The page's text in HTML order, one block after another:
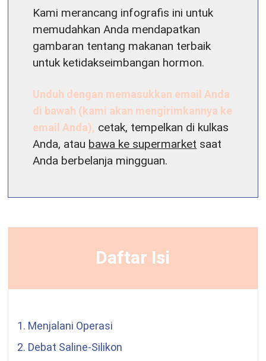
Kami merancang infografis ini untuk
memudahkan Anda mendapatkan
gambaran tentang makanan terbaik
untuk ketidakseimbangan hormon.
Unduh dengan memasukkan email Anda
di bawah (kami akan mengirimkannya ke
email Anda), cetak, tempelkan di kulkas
Anda, atau bawa ke supermarket saat
Anda berbelanja mingguan.
Daftar Isi
1. Menjalani Operasi
2. Debat Saline-Silikon